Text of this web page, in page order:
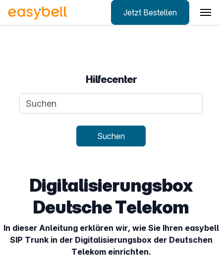
Jetzt Bestellen
Hilfecenter
Suchanfrage
Suchen
Digitalisierungsbox
Deutsche Telekom
In dieser Anleitung erklären wir, wie Sie Ihren easybell
SIP Trunk in der Digitalisierungsbox der Deutschen
Telekom einrichten.